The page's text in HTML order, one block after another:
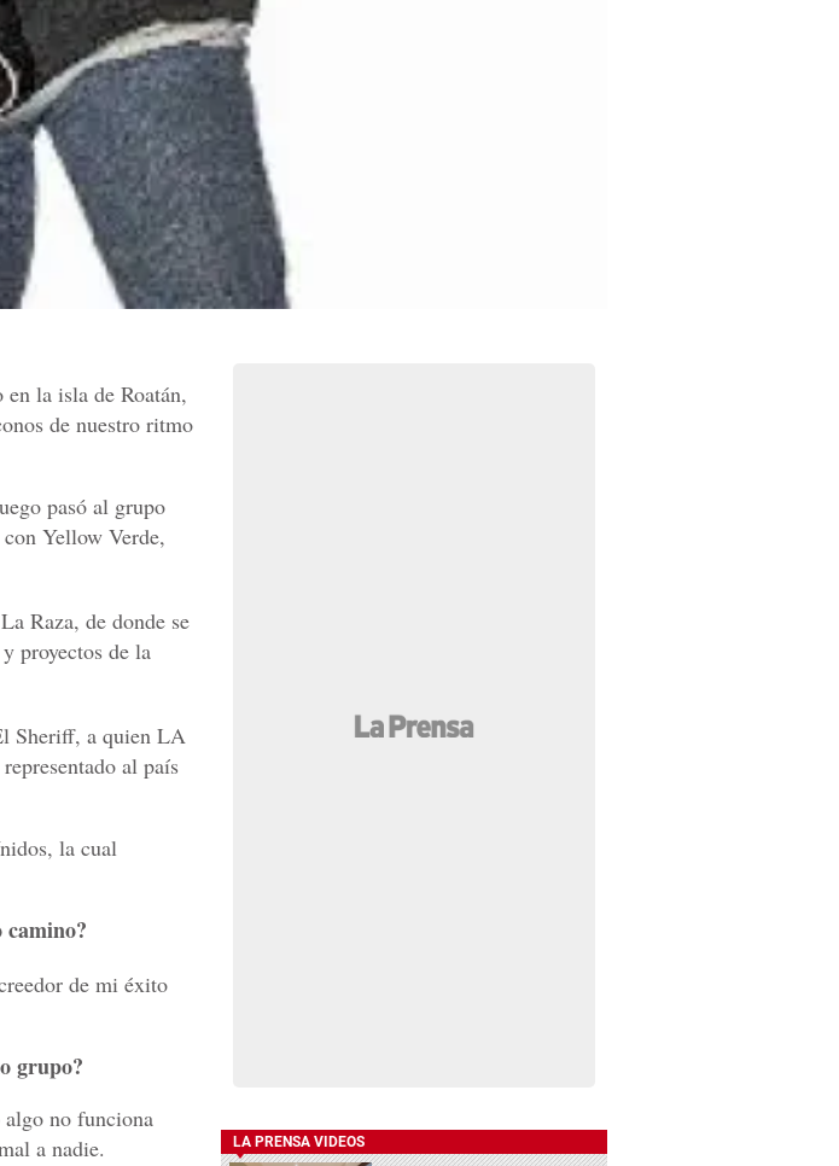
la isla de Roatán,
de nuestro ritmo
pasó al grupo
Yellow Verde,
Raza, de donde se
proyectos de la
Sheriff, a quien LA
al país
la cual
camino?
de mi éxito
grupo?
no funciona
a nadie.
LA PRENSA VIDEOS